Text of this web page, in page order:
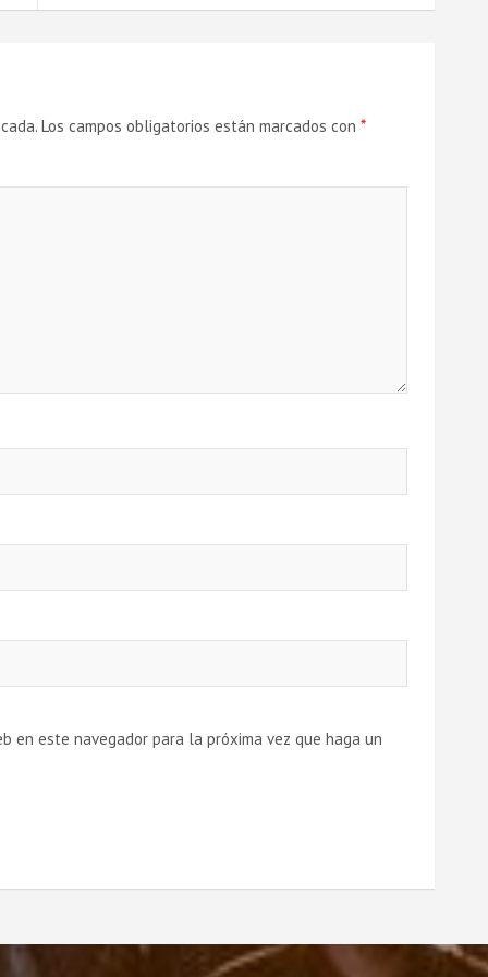
Los campos obligatorios están marcados con *
en este navegador para la próxima vez que haga un